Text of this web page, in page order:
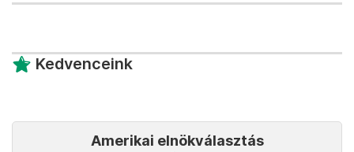
Kedvenceink
Amerikai elnökválasztás